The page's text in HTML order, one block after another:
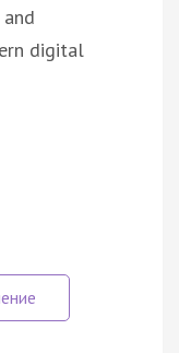
digital